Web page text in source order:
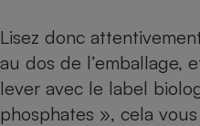
Lisez donc
au dos de l’emballage,
lever avec le label
phosphates », cela